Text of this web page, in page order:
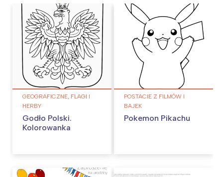
GEOGRAFICZNE, FLAGI I
HERBY
Godło Polski.
Kolorowanka
POSTACIE Z FILMÓW I
BAJEK
Pokemon Pikachu